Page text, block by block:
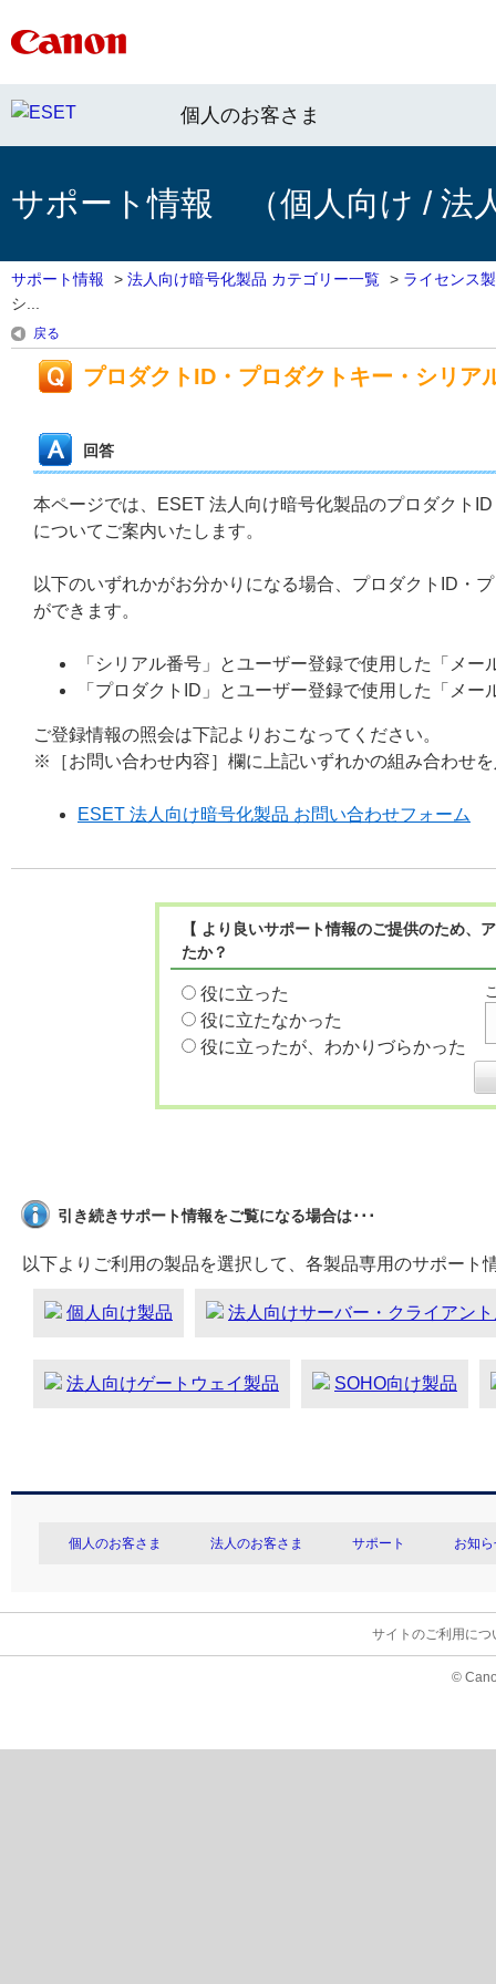
個人のお客さま
サポート情報 （個人向け / 法
サポート情報 > 法人向け暗号化製品 カテゴリー一覧 > ライセンス
シ...
戻る
プロダクトID・プロダクトキー・シリア
回答
本ページでは、ESET 法人向け暗号化製品のプロダクト
についてご案内いたします。
以下のいずれかがお分かりになる場合、プロダクトID・
ができます。
「シリアル番号」とユーザー登録で使用した「メー
「プロダクトID」とユーザー登録で使用した「メー
ご登録情報の照会は下記よりおこなってください。
※［お問い合わせ内容］欄に上記いずれかの組み合わせ
ESET 法人向け暗号化製品 お問い合わせフォーム
【 より良いサポート情報のご提供のため
たか？
役に立った
役に立たなかった
役に立ったが、わかりづらかった
引き続きサポート情報をご覧になる場合は･･･
以下よりご利用の製品を選択して、各製品専用のサポート
個人向け製品 法人向けサーバー・クライアン
法人向けゲートウェイ製品 SOHO向け製品
個人のお客さま 法人のお客さま サポート お知
サイトのご利用につ
©